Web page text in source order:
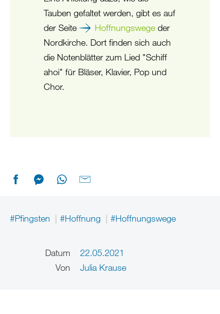
Tauben gefaltet werden, gibt es auf
der Seite
Hoffnungswegeder
Nordkirche. Dort finden sich auch
die Notenblätter zum Lied "Schiff
ahoi" für Bläser, Klavier, Pop und
Chor.
#Pfingsten #Hoffnung #Hoffnungswege
Datum
22.05.2021
Von
Julia Krause